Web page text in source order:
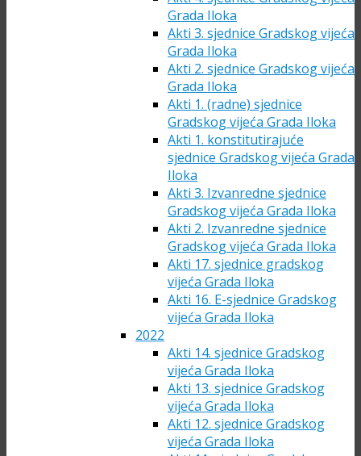
Grada Iloka
Akti 3. sjednice Gradskog vijeća
Grada Iloka
Akti 2. sjednice Gradskog vijeća
Grada Iloka
Akti 1. (radne) sjednice
Gradskog vijeća Grada Iloka
Akti 1. konstitutirajuće
sjednice Gradskog vijeća Grada
Iloka
Akti 3. Izvanredne sjednice
Gradskog vijeća Grada Iloka
Akti 2. Izvanredne sjednice
Gradskog vijeća Grada Iloka
Akti 17. sjednice gradskog
vijeća Grada Iloka
Akti 16. E-sjednice Gradskog
vijeća Grada Iloka
2022
Akti 14. sjednice Gradskog
vijeća Grada Iloka
Akti 13. sjednice Gradskog
vijeća Grada Iloka
Akti 12. sjednice Gradskog
vijeća Grada Iloka